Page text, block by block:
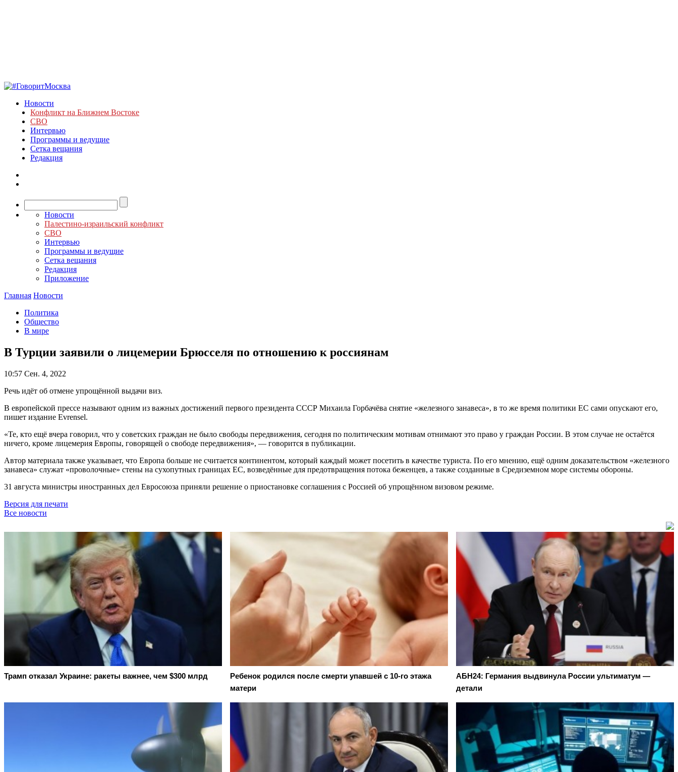
Новости
Конфликт на Ближнем Востоке
СВО
Интервью
Программы и ведущие
Сетка вещания
Редакция
Новости
Палестино-израильский конфликт
СВО
Интервью
Программы и ведущие
Сетка вещания
Редакция
Приложение
Главная Новости
Политика
Общество
В мире
В Турции заявили о лицемерии Брюсселя по отношению к россиянам
10:57 Сен. 4, 2022
Речь идёт об отмене упрощённой выдачи виз.
В европейской прессе называют одним из важных достижений первого президента СССР Михаила Горбачёва снятие «железного занавеса», в то же время политики ЕС сами опускают его,
пишет издание Evrensel.
«Те, кто ещё вчера говорил, что у советских граждан не было свободы передвижения, сегодня по политическим мотивам отнимают это право у граждан России. В этом случае не остаётся
ничего, кроме лицемерия Европы, говорящей о свободе передвижения», — говорится в публикации.
Автор материала также указывает, что Европа больше не считается континентом, который каждый может посетить в качестве туриста. По его мнению, ещё одним доказательством «железного
занавеса» служат «проволочные» стены на сухопутных границах ЕС, возведённые для предотвращения потока беженцев, а также созданные в Средиземном море системы обороны.
31 августа министры иностранных дел Евросоюза приняли решение о приостановке соглашения с Россией об упрощённом визовом режиме.
Версия для печати
Все новости
Трамп отказал Украине: ракеты важнее, чем $300 млрд
Ребенок родился после смерти упавшей с 10-го этажа
матери
АБН24: Германия выдвинула России ультиматум —
детали